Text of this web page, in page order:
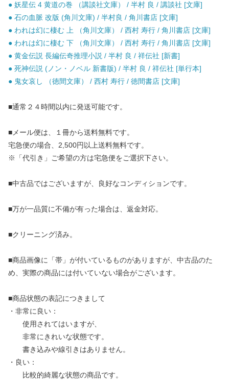
● 妖星伝 4 黄道の巻 （講談社文庫） / 半村 良 / 講談社 [文庫]
● 石の血脈 改版 (角川文庫) / 半村良 / 角川書店 [文庫]
● われは幻に棲む 上 （角川文庫） / 西村 寿行 / 角川書店 [文庫]
● われは幻に棲む 下 （角川文庫） / 西村 寿行 / 角川書店 [文庫]
● 黄金伝説 長編伝奇推理小説 / 半村 良 / 祥伝社 [新書]
● 死神伝説 (ノン・ノベル 新書版) / 半村 良 / 祥伝社 [単行本]
● 鬼女哀し （徳間文庫） / 西村 寿行 / 徳間書店 [文庫]
■通常２４時間以内に発送可能です。
■メール便は、１冊から送料無料です。
宅急便の場合、2,500円以上送料無料です。
※「代引き」ご希望の方は宅急便をご選択下さい。
■中古品ではございますが、良好なコンディションです。
■万が一品質に不備が有った場合は、返金対応。
■クリーニング済み。
■商品画像に「帯」が付いているものがありますが、中古品のた
め、実際の商品には付いていない場合がございます。
■商品状態の表記につきまして
・非常に良い：
使用されてはいますが、
非常にきれいな状態です。
書き込みや線引きはありません。
・良い：
比較的綺麗な状態の商品です。